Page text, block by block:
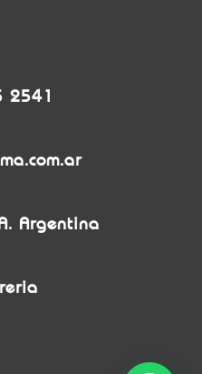
2541
Argentina